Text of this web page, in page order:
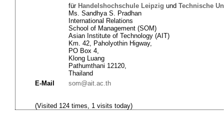
für Handelshochschule Leipzig und Technische
Ms. Sandhya S. Pradhan
International Relations
School of Management (SOM)
Asian Institute of Technology (AIT)
Km. 42, Paholyothin Higway,
PO Box 4,
Klong Luang
Pathumthani 12120,
Thailand
E-Mail
som@ait.ac.th
(Visited 124 times, 1 visits today)